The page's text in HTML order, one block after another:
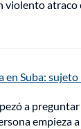
atraco
Suba:
a
empieza